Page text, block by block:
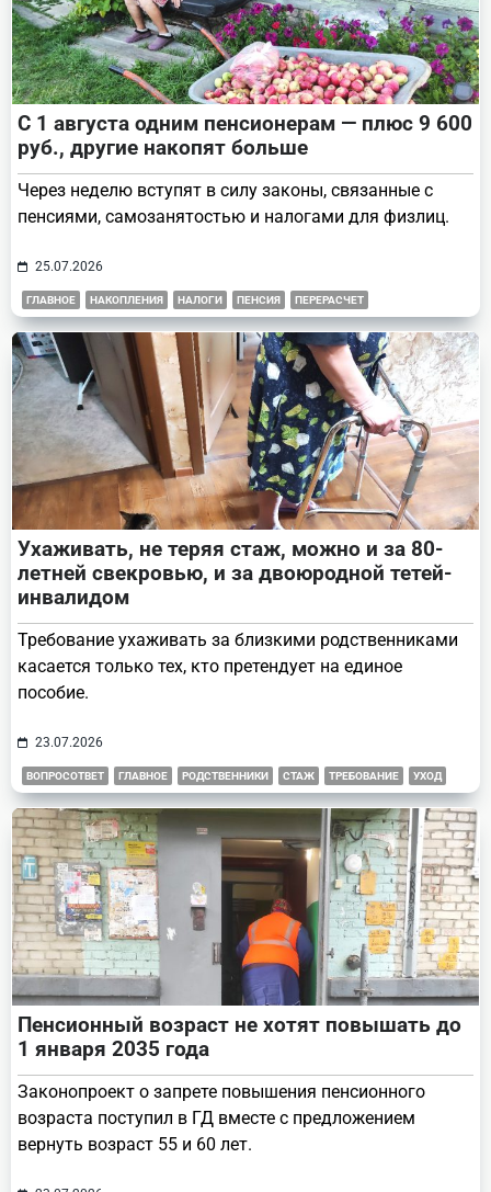
С 1 августа одним пенсионерам — плюс 9 600
руб., другие накопят больше
Через неделю вступят в силу законы, связанные с
пенсиями, самозанятостью и налогами для физлиц.
25.07.2026
ГЛАВНОЕ НАКОПЛЕНИЯ НАЛОГИ ПЕНСИЯ ПЕРЕРАСЧЕТ
Ухаживать, не теряя стаж, можно и за 80-
летней свекровью, и за двоюродной тетей-
инвалидом
Требование ухаживать за близкими родственниками
касается только тех, кто претендует на единое
пособие.
23.07.2026
ВОПРОСОТВЕТ ГЛАВНОЕ РОДСТВЕННИКИ СТАЖ ТРЕБОВАНИЕ УХОД
Пенсионный возраст не хотят повышать до
1 января 2035 года
Законопроект о запрете повышения пенсионного
возраста поступил в ГД вместе с предложением
вернуть возраст 55 и 60 лет.